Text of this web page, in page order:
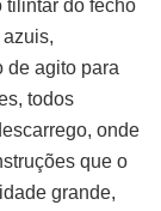
tilintar do fecho
de agito para
todos
onde
que o
grande,